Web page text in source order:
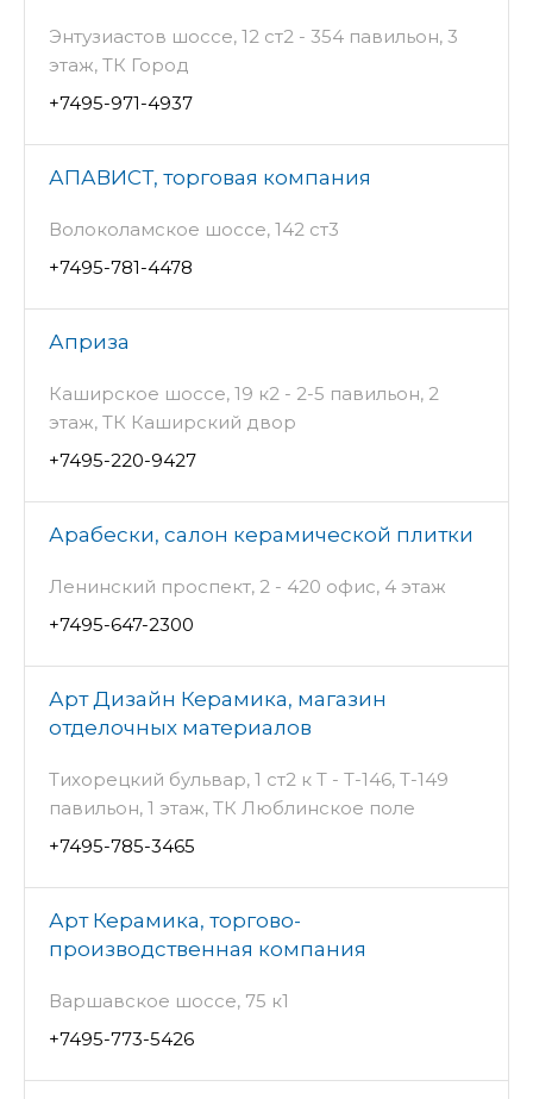
Энтузиастов шоссе, 12 ст2 - 354 павильон, 3
этаж, ТК Город
+7495-971-4937
АПАВИСТ, торговая компания
Волоколамское шоссе, 142 ст3
+7495-781-4478
Априза
Каширское шоссе, 19 к2 - 2-5 павильон, 2
этаж, ТК Каширский двор
+7495-220-9427
Арабески, салон керамической плитки
Ленинский проспект, 2 - 420 офис, 4 этаж
+7495-647-2300
Арт Дизайн Керамика, магазин
отделочных материалов
Тихорецкий бульвар, 1 ст2 к Т - Т-146, Т-149
павильон, 1 этаж, ТК Люблинское поле
+7495-785-3465
Арт Керамика, торгово-
производственная компания
Варшавское шоссе, 75 к1
+7495-773-5426